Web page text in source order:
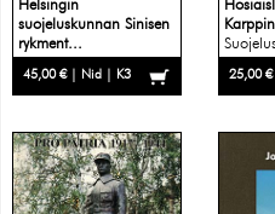
Helsingin
suojeluskunnan Sinisen
rykment...
45,00 € | Nid | K3 25,00